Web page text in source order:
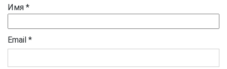
Имя *
Email *